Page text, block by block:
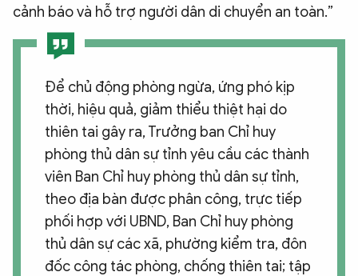
cảnh báo và hỗ trợ người dân di chuyển an toàn.”
Để chủ động phòng ngừa, ứng phó kịp
thời, hiệu quả, giảm thiểu thiệt hại do
thiên tai gây ra, Trưởng ban Chỉ huy
phòng thủ dân sự tỉnh yêu cầu các thành
viên Ban Chỉ huy phòng thủ dân sự tỉnh,
theo địa bàn được phân công, trực tiếp
phối hợp với UBND, Ban Chỉ huy phòng
thủ dân sự các xã, phường kiểm tra, đôn
đốc công tác phòng, chống thiên tai; tập